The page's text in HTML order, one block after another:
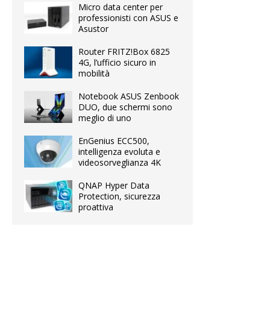
Micro data center per
professionisti con ASUS e
Asustor
Router FRITZ!Box 6825
4G, l’ufficio sicuro in
mobilità
Notebook ASUS Zenbook
DUO, due schermi sono
meglio di uno
EnGenius ECC500,
intelligenza evoluta e
videosorveglianza 4K
QNAP Hyper Data
Protection, sicurezza
proattiva